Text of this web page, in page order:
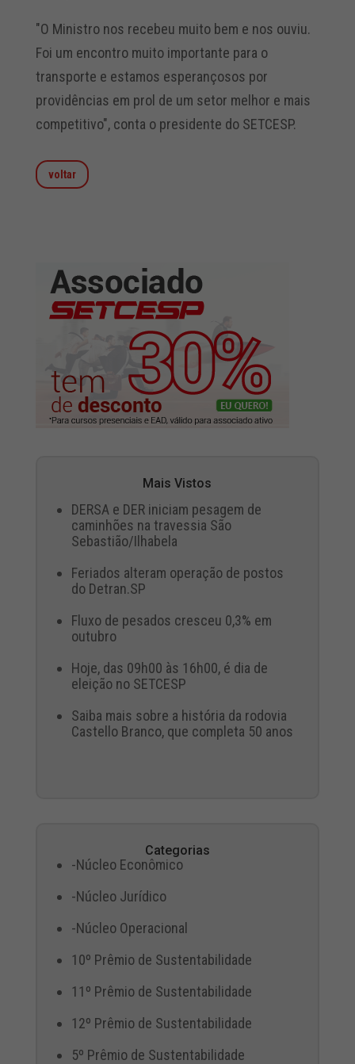
"O Ministro nos recebeu muito bem e nos ouviu.
Foi um encontro muito importante para o
transporte e estamos esperançosos por
providências em prol de um setor melhor e mais
competitivo", conta o presidente do SETCESP.
voltar
Mais Vistos
DERSA e DER iniciam pesagem de
caminhões na travessia São
Sebastião/Ilhabela
Feriados alteram operação de postos
do Detran.SP
Fluxo de pesados cresceu 0,3% em
outubro
Hoje, das 09h00 às 16h00, é dia de
eleição no SETCESP
Saiba mais sobre a história da rodovia
Castello Branco, que completa 50 anos
Categorias
-Núcleo Econômico
-Núcleo Jurídico
-Núcleo Operacional
10º Prêmio de Sustentabilidade
11º Prêmio de Sustentabilidade
12º Prêmio de Sustentabilidade
5º Prêmio de Sustentabilidade